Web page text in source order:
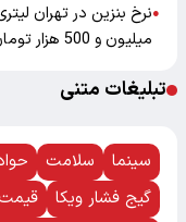
●
میلیون و 500 هزار تومان!
تبلیغات متنی
سینما سلامت
گیج فشار ویکا
قیمت